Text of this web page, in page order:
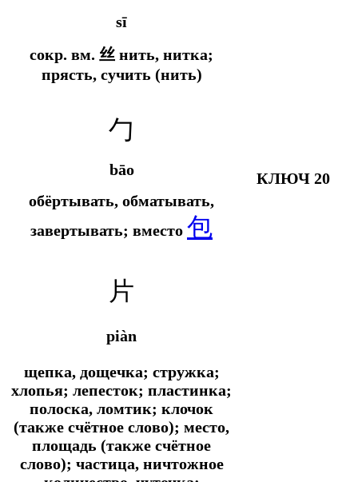
sī
сокр. вм. 丝 нить, нитка;
прясть, сучить (нить)
勹
bāo
обёртывать, обматывать,
завертывать; вместо 包
КЛЮЧ 20
片
piàn
щепка, дощечка; стружка;
хлопья; лепесток; пластинка;
полоска, ломтик; клочок
(также счётное слово); место,
площадь (также счётное
слово); частица, ничтожное